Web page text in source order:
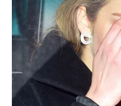
Sizlere daha iyi bir
Sitemizde kendimize ve
kullanılmaktadır. Bu
verileriniz işlenmekte
toplumu hizmetlerinin
kullanılmaktadır. Diğer